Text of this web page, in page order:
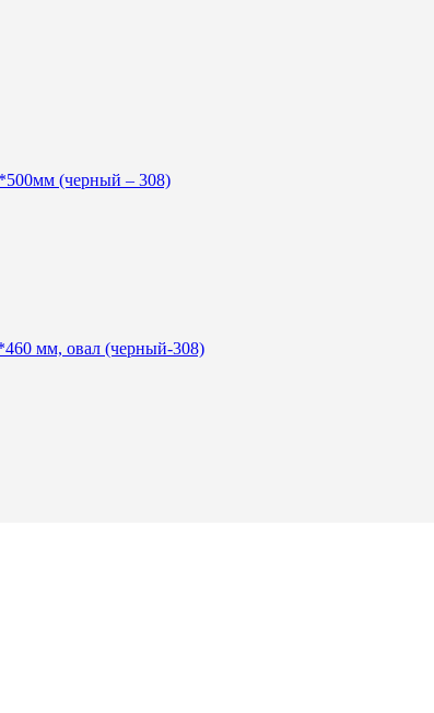
(черный – 308)
мм, овал (черный-308)